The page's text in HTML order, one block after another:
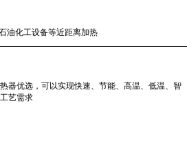
油化工设备等近距离加热
器优选，可以实现快速、节能、高温、低温、智
艺需求